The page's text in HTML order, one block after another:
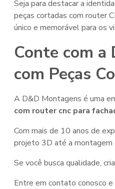
Seja para destacar a
peças cortadas com router
único e memorável para os
Conte com
com Peças
A D&D Montagens é uma
com router cnc para
Com mais de 10 anos de
projeto 3D até a montagem
Se você busca qualidade,
Entre em contato conosco